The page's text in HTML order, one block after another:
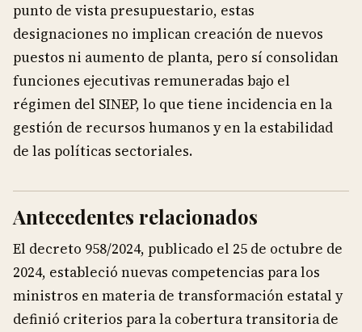
punto de vista presupuestario, estas
designaciones no implican creación de nuevos
puestos ni aumento de planta, pero sí consolidan
funciones ejecutivas remuneradas bajo el
régimen del SINEP, lo que tiene incidencia en la
gestión de recursos humanos y en la estabilidad
de las políticas sectoriales.
Antecedentes relacionados
El decreto 958/2024, publicado el 25 de octubre de
2024, estableció nuevas competencias para los
ministros en materia de transformación estatal y
definió criterios para la cobertura transitoria de